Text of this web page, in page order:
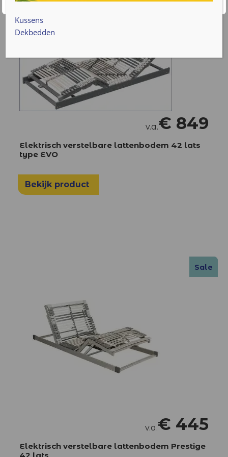
v.a.€ 849
Elektrisch verstelbare lattenbodem 42 lats
type EVO
Bekijk product
Sale
Sale
v.a.€ 445
Elektrisch verstelbare lattenbodem Prestige
Kussens
Dekbedden